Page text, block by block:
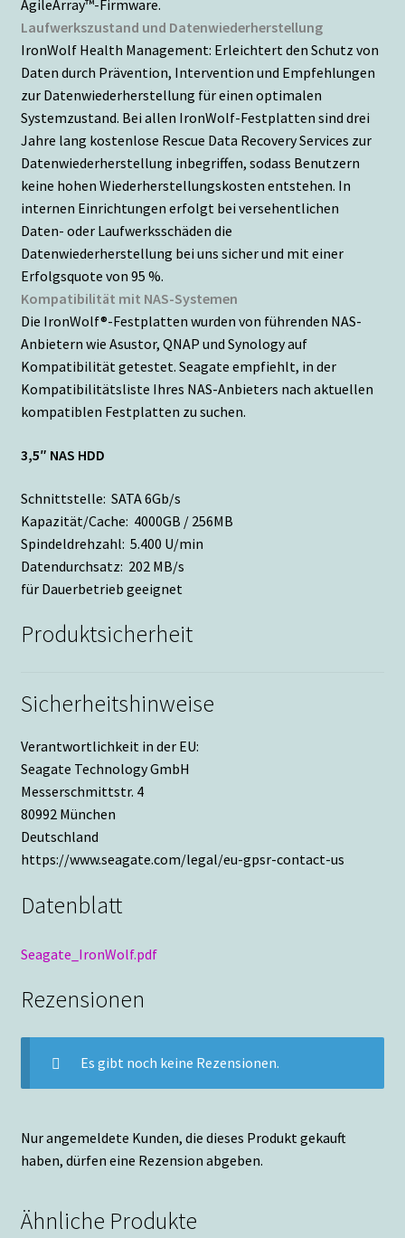
AgileArray™-Firmware.
Laufwerkszustand und Datenwiederherstellung
IronWolf Health Management: Erleichtert den Schutz von
Daten durch Prävention, Intervention und Empfehlungen
zur Datenwiederherstellung für einen optimalen
Systemzustand. Bei allen IronWolf-Festplatten sind drei
Jahre lang kostenlose Rescue Data Recovery Services zur
Datenwiederherstellung inbegriffen, sodass Benutzern
keine hohen Wiederherstellungskosten entstehen. In
internen Einrichtungen erfolgt bei versehentlichen
Daten- oder Laufwerksschäden die
Datenwiederherstellung bei uns sicher und mit einer
Erfolgsquote von 95 %.
Kompatibilität mit NAS-Systemen
Die IronWolf®-Festplatten wurden von führenden NAS-
Anbietern wie Asustor, QNAP und Synology auf
Kompatibilität getestet. Seagate empfiehlt, in der
Kompatibilitätsliste Ihres NAS-Anbieters nach aktuellen
kompatiblen Festplatten zu suchen.
3,5″ NAS HDD
Schnittstelle: SATA 6Gb/s
Kapazität/Cache: 4000GB / 256MB
Spindeldrehzahl: 5.400 U/min
Datendurchsatz: 202 MB/s
für Dauerbetrieb geeignet
Produktsicherheit
Sicherheitshinweise
Verantwortlichkeit in der EU:
Seagate Technology GmbH
Messerschmittstr. 4
80992 München
Deutschland
https://www.seagate.com/legal/eu-gpsr-contact-us
Datenblatt
Seagate_IronWolf.pdf
Rezensionen
Es gibt noch keine Rezensionen.
Nur angemeldete Kunden, die dieses Produkt gekauft
haben, dürfen eine Rezension abgeben.
Ähnliche Produkte